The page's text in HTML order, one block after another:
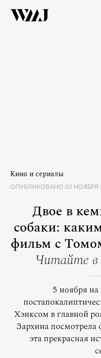
Кино и сериалы
ОПУБЛИКОВАНО 03 НОЯБРЯ
Двое в
собаки:
фильм с
Читайте в
5 ноября
Хэнксом в главной
Зархина посмотрела
эта прекрасная